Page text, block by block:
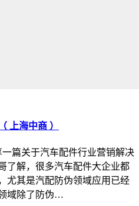
上海中商 ）
篇关于汽车配件行业营销解决
了解，很多汽车配件大企业都
尤其是汽配防伪领域应用已经
域除了防伪…